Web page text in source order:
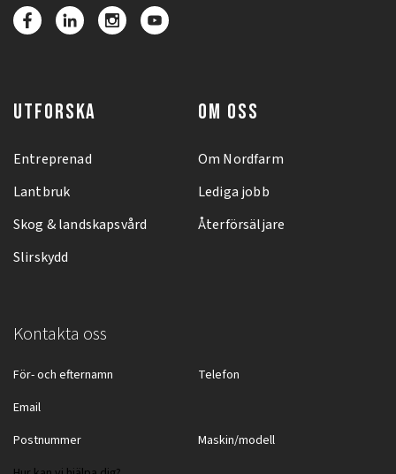
UTFORSKA
Entreprenad
Lantbruk
Skog & landskapsvård
Slirskydd
OM OSS
Om Nordfarm
Lediga jobb
Återförsäljare
Kontakta oss